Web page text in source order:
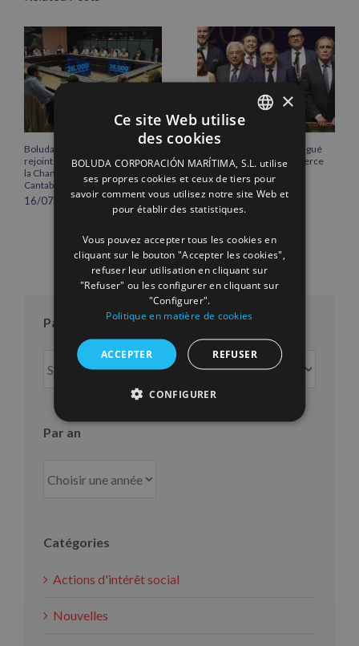
Boluda Corporación Marítima
rejoint l’Assemblée plénière de
la Chambre de commerce de
Cantabrie
16/07/2026
Vicente Boluda Fos distingué
par la Chambre de commerce
de Séville.
12/06/2026
Par mois
mois
Par an
Catégories
Actions d'intérêt social
Nouvelles
ENGLISH
FRENCH
×
Ce site Web utilise
des cookies
BOLUDA CORPORACIÓN MARÍTIMA, S.L. utilise
ses propres cookies et ceux de tiers pour
savoir comment vous utilisez notre site Web et
pour établir des statistiques.
Vous pouvez accepter tous les cookies en
cliquant sur le bouton "Accepter les cookies",
refuser leur utilisation en cliquant sur
"Refuser" ou les configurer en cliquant sur
"Configurer".
Politique en matière de cookies
ACCEPTER REFUSER
CONFIGURER